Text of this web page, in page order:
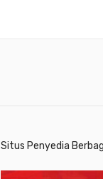
Situs Penyedia